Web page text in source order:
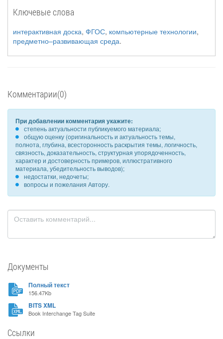
Ключевые слова
интерактивная доска, ФГОС, компьютерные технологии,
предметно–развивающая среда.
Комментарии(0)
При добавлении комментария укажите:
степень актуальности публикуемого материала;
общую оценку (оригинальность и актуальность темы,
полнота, глубина, всесторонность раскрытия темы, логичность,
связность, доказательность, структурная упорядоченность,
характер и достоверность примеров, иллюстративного
материала, убедительность выводов);
недостатки, недочеты;
вопросы и пожелания Автору.
Документы
Полный текст
156.47Kb
BITS XML
Book Interchange Tag Suite
Ссылки